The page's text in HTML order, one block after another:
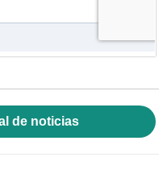
de noticias